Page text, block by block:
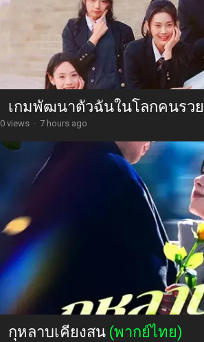
เกมพัฒนาตัวฉันในโลกคนรวย
0 views · 7 hours ago
กุหลาบเคียงสน (พากย์ไทย)